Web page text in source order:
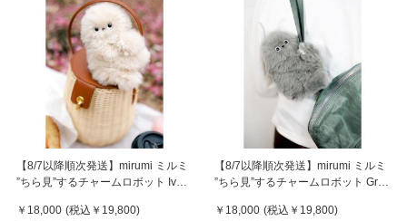
【8/7以降順次発送】mirumi ミルミ
”ちら見”するチャームロボット Ivory
￥18,000 (税込 ￥19,800)
【8/7以降順次発送】mirumi ミルミ
”ちら見”するチャームロボット Gray
￥18,000 (税込 ￥19,800)